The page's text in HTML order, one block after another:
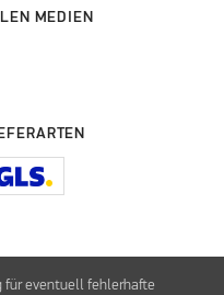
MEDIEN
für eventuell fehlerhafte